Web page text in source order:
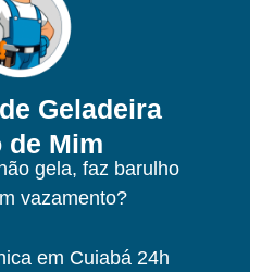
Geladeira
de Mim
gela, faz barulho
vazamento?
em Cuiabá 24h